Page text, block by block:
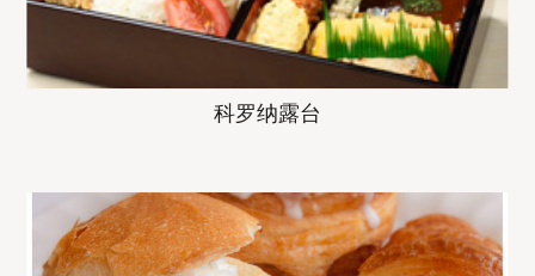
科罗纳露台